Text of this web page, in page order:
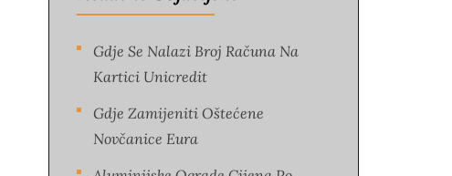
Gdje Se Nalazi Broj Računa Na
Kartici Unicredit
Gdje Zamijeniti Oštećene
Novčanice Eura​